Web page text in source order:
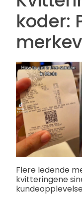
koder:
Flere ledende
kvitteringene